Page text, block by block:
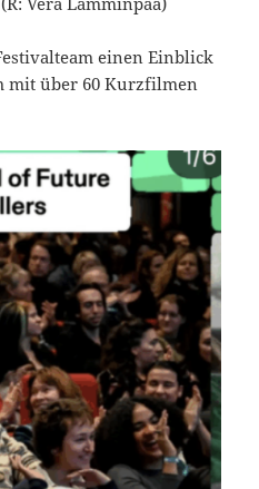
einen Einblick
mit über 60 Kurzfilmen